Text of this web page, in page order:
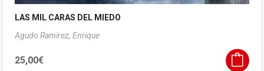
LAS MIL CARAS DEL MIEDO
Agudo Ramírez, Enrique
25,00€